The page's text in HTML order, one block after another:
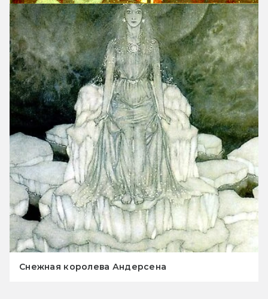
Снежная королева Андерсена